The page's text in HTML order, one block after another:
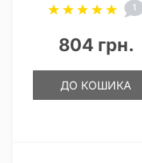
1
804 грн.
ДО КОШИКА